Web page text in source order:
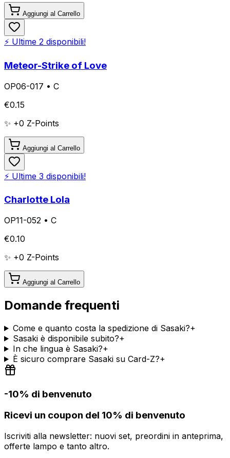
Aggiungi al Carrello
⚡ Ultime 2 disponibili!
Meteor-Strike of Love
OP06-017 • C
€0.15
✨ +0 Z-Points
Aggiungi al Carrello
⚡ Ultime 3 disponibili!
Charlotte Lola
OP11-052 • C
€0.10
✨ +0 Z-Points
Aggiungi al Carrello
Domande frequenti
Come e quanto costa la spedizione di Sasaki?+
Sasaki è disponibile subito?+
In che lingua è Sasaki?+
È sicuro comprare Sasaki su Card-Z?+
-10% di benvenuto
Ricevi un coupon del 10% di benvenuto
Iscriviti alla newsletter: nuovi set, preordini in anteprima,
offerte lampo e tanto altro.